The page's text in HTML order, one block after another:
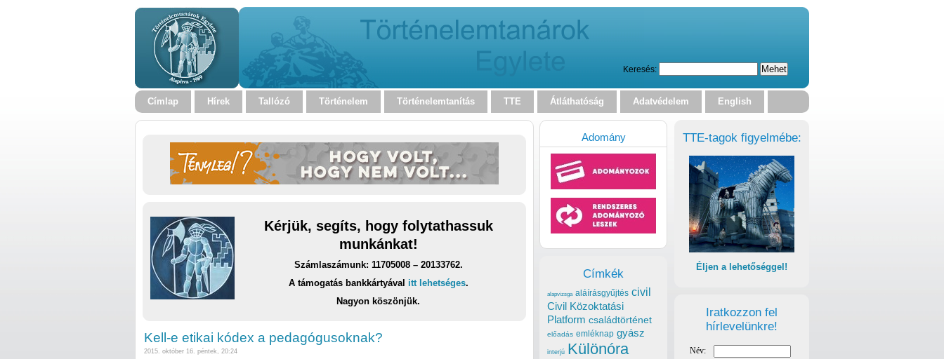
Keresés:
Címlap Hírek Tallózó Történelem Történelemtanítás TTE Átláthatóság Adatvédelem English
Kérjük, segíts, hogy folytathassuk
munkánkat!
Számlaszámunk: 11705008 – 20133762.
A támogatás bankkártyával itt lehetséges.
Nagyon köszönjük.
Kell-e etikai kódex a pedagógusoknak?
2015. október 16. péntek, 20:24
TTE-tagok figyelmébe:
Éljen a lehetőséggel!
Iratkozzon fel
hírlevelünkre!
Adomány
Címkék
alapvizsga aláírásgyűjtés civil
Civil Közoktatási
Platform családtörténet
előadás emléknap gyász
interjú Különóra